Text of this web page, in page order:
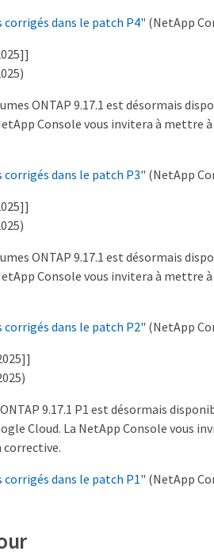
dans le patch P4" (NetApp
ONTAP 9.17.1 est désormais
Console vous invitera à mettre
dans le patch P3" (NetApp
ONTAP 9.17.1 est désormais
Console vous invitera à mettre
dans le patch P2" (NetApp
9.17.1 P1 est désormais
Cloud. La NetApp Console vous
dans le patch P1" (NetApp